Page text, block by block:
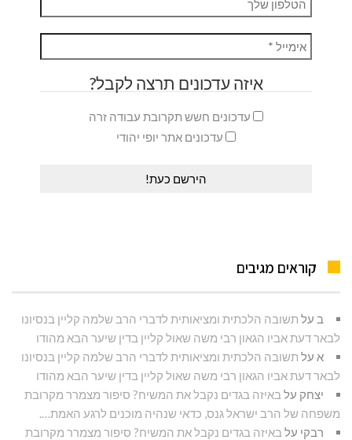
איזה עדכונים תרצה לקבל?
עדכונים חשש תקרובת עבודה זרה
עדכונים אתר יופי יהודי
קוראים מגיבים
ב על תשובה הלכתית ומציאותית לדברי הרב שלמה קליין בנסיונו
לבאר דעת אביו הגאון רבי משה שאול קליין בדין שיער הבא מהודו
א על תשובה הלכתית ומציאותית לדברי הרב שלמה קליין בנסיונו
לבאר דעת אביו הגאון רבי משה שאול קליין בדין שיער הבא מהודו
יצחק על באיזה בגדים נקבל את המשיח? סיפור מצמרר מקרובת
משפחה של הרב ישראל גנס, כדאי שנהיה מוכנים לרגע האמת….
רבקי על באיזה בגדים נקבל את המשיח? סיפור מצמרר מקרובת